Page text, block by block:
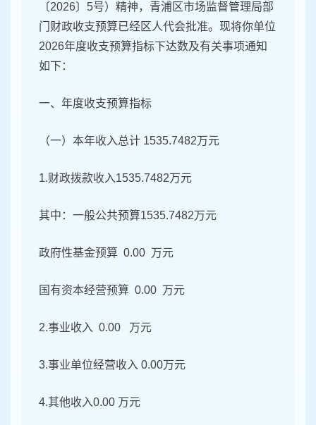
〔2026〕5号）精神，青浦区市场监督管理局部
门财政收支预算已经区人代会批准。现将你单位
2026年度收支预算指标下达数及有关事项通知
如下：
一、年度收支预算指标
（一）本年收入总计 1535.7482万元
1.财政拨款收入1535.7482万元
其中：一般公共预算1535.7482万元
政府性基金预算 0.00 万元
国有资本经营预算 0.00 万元
2.事业收入 0.00 万元
3.事业单位经营收入 0.00万元
4.其他收入0.00 万元